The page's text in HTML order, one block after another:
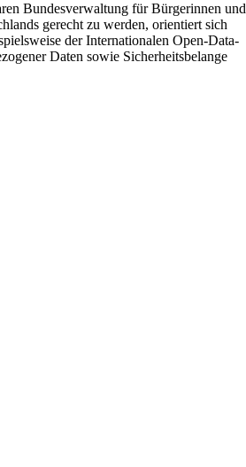
Bundesverwaltung für Bürgerinnen und
gerecht zu werden, orientiert sich
der Internationalen Open-Data-
Daten sowie Sicherheitsbelange